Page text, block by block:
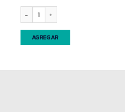
Eliplast cantidadEscarbadientes Barrilito(338) cantidad
AGREGAR